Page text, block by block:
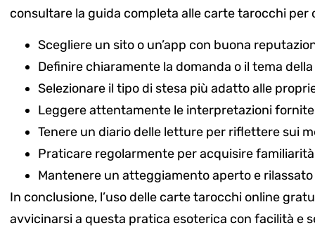
consultare la guida completa alle carte tarocchi per
Scegliere un sito o un’app con buona
Definire chiaramente la domanda o il tema
Selezionare il tipo di stesa più adatto alle
Leggere attentamente le interpretazioni
Tenere un diario delle letture per riflettere sui
Praticare regolarmente per acquisire
Mantenere un atteggiamento aperto e
In conclusione, l’uso delle carte tarocchi online
avvicinarsi a questa pratica esoterica con facilità e